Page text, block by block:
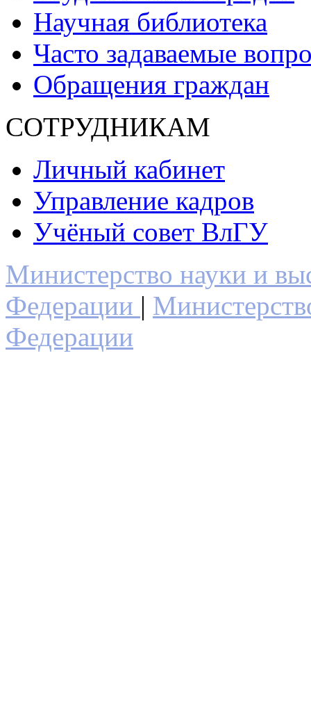
Научная библиотека
Часто задаваемые
Обращения граждан
СОТРУДНИКАМ
Личный кабинет
Управление кадров
Учёный совет ВлГУ
Министерство науки и
Федерации |
Федерации